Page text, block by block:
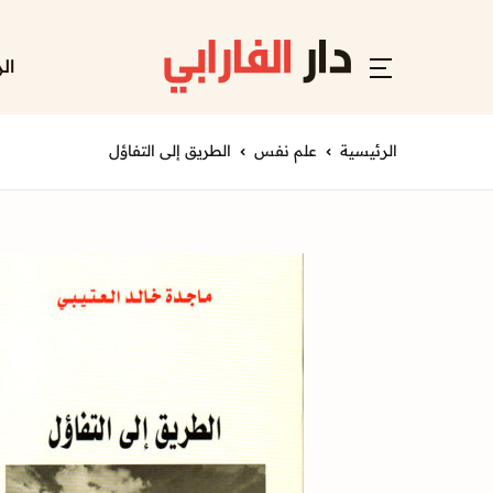
الرئيسية علم نفس الطريق إلى التفاؤل